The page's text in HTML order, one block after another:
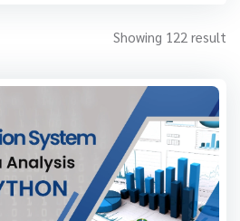
Showing 122 result